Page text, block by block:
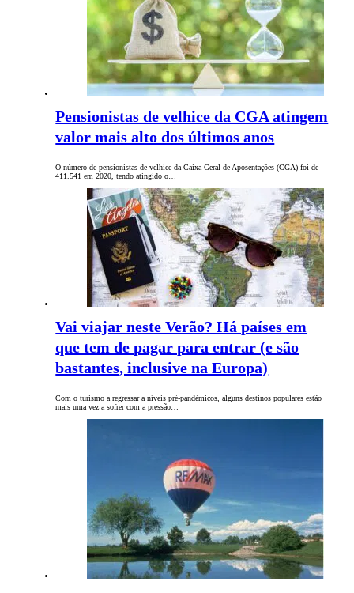
Pensionistas de velhice da CGA atingem
valor mais alto dos últimos anos
O número de pensionistas de velhice da Caixa Geral de Aposentações (CGA) foi de
411.541 em 2020, tendo atingido o…
Vai viajar neste Verão? Há países em
que tem de pagar para entrar (e são
bastantes, inclusive na Europa)
Com o turismo a regressar a níveis pré-pandémicos, alguns destinos populares estão
mais uma vez a sofrer com a pressão…